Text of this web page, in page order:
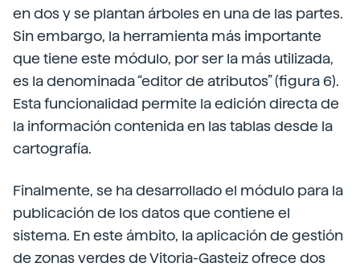
en dos y se plantan árboles en una de las partes.
Sin embargo, la herramienta más importante
que tiene este módulo, por ser la más utilizada,
es la denominada “editor de atributos” (figura 6).
Esta funcionalidad permite la edición directa de
la información contenida en las tablas desde la
cartografía.
Finalmente, se ha desarrollado el módulo para la
publicación de los datos que contiene el
sistema. En este ámbito, la aplicación de gestión
de zonas verdes de Vitoria-Gasteiz ofrece dos